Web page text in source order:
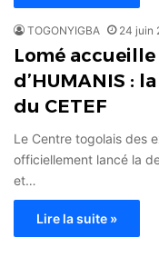
TOGONYIGBA 24 juin
Lomé
d’HUMANIS :
du CETEF
Le Centre togolais des
officiellement lancé la
et…
Lire la suite »